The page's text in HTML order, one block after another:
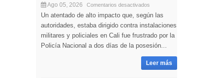
Ago 05, 2026 Comentarios desactivados
Un atentado de alto impacto que, según las
autoridades, estaba dirigido contra instalaciones
militares y policiales en Cali fue frustrado por la
Policía Nacional a dos días de la posesión...
Leer más